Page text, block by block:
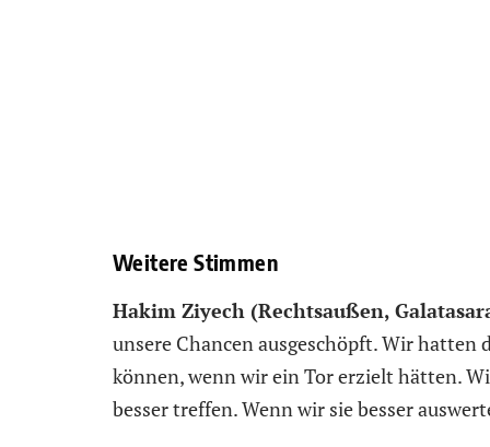
Weitere Stimmen
Hakim Ziyech (Rechtsaußen,
unsere Chancen ausgeschöpft. Wir hatten
können, wenn wir ein Tor erzielt hätten.
besser treffen. Wenn wir sie besser